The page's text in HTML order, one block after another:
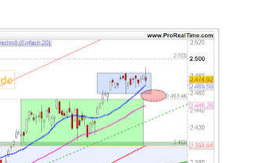
Sie
auf
unserem
Online-
Shop
das
passende
Angebot.